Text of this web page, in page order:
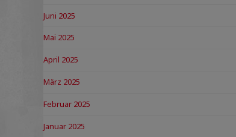
Juni 2025
Mai 2025
April 2025
März 2025
Februar 2025
Januar 2025